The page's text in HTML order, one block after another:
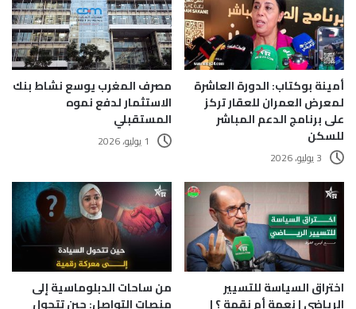
أمينة بوكتاب: الدورة العاشرة
لمعرض العمران للعقار تركز
على برنامج الدعم المباشر
للسكن
3 يوليو، 2026
مصرف المغرب يوسع نشاط بنك
الاستثمار لدفع نموه
المستقبلي
1 يوليو، 2026
اختراق السياسة للتسيير
الرياضي | نعمة أم نقمة ؟ |
من ساحات الدبلوماسية إلى
منصات التواصل: حين تتحول